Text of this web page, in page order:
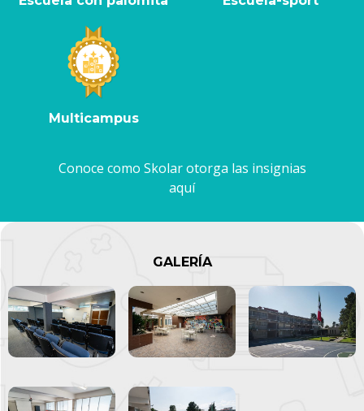
Multicampus
Conoce como Skolar otorga las insignias
aquí
GALERÍA